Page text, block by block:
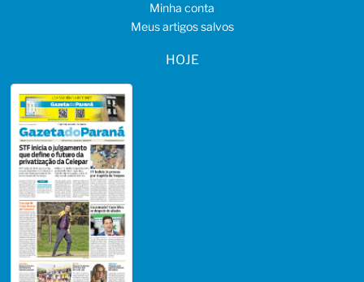
Minha conta
Meus artigos salvos
HOJE